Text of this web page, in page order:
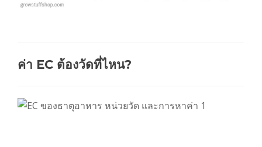
ค่า EC ต้องวัดที่ไหน?